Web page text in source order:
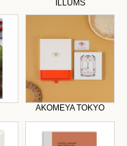
ILLUMS
AKOMEYA TOKYO